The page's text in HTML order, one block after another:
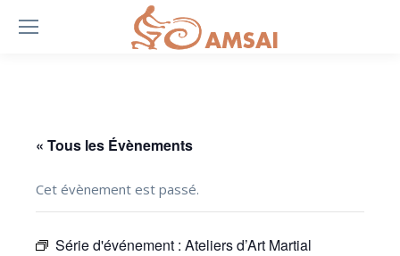
« Tous les Évènements
Cet évènement est passé.
Série d'événement : Ateliers d’Art Martial